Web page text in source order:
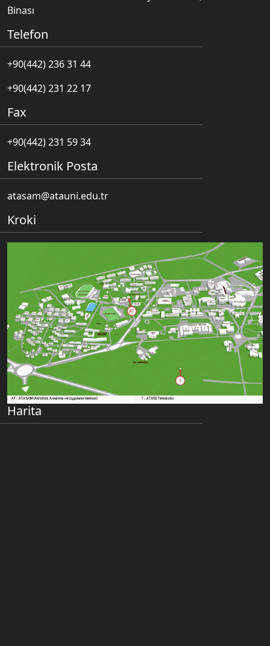
Binası
Telefon
+90(442) 236 31 44
+90(442) 231 22 17
Fax
+90(442) 231 59 34
Elektronik Posta
atasam@atauni.edu.tr
Kroki
Harita